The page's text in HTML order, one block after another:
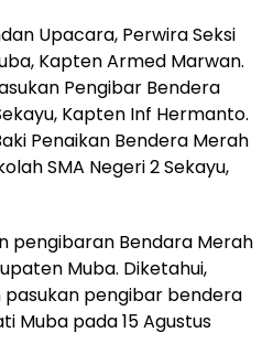
Upacara, Perwira Seksi
Kapten Armed Marwan.
Pengibar Bendera
Kapten Inf Hermanto.
Penaikan Bendera Merah
SMA Negeri 2 Sekayu,
pengibaran Bendara Merah
Muba. Diketahui,
pengibar bendera
Muba pada 15 Agustus